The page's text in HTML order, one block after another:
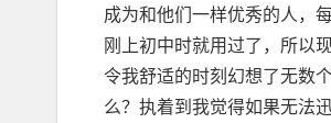
成为和他们一样优秀的人，
刚上初中时就用过了，所以
令我舒适的时刻幻想了无数
么？执着到我觉得如果无法